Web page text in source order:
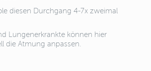
diesen Durchgang 4-7x zweimal
Lungenerkrankte können hier
die Atmung anpassen.